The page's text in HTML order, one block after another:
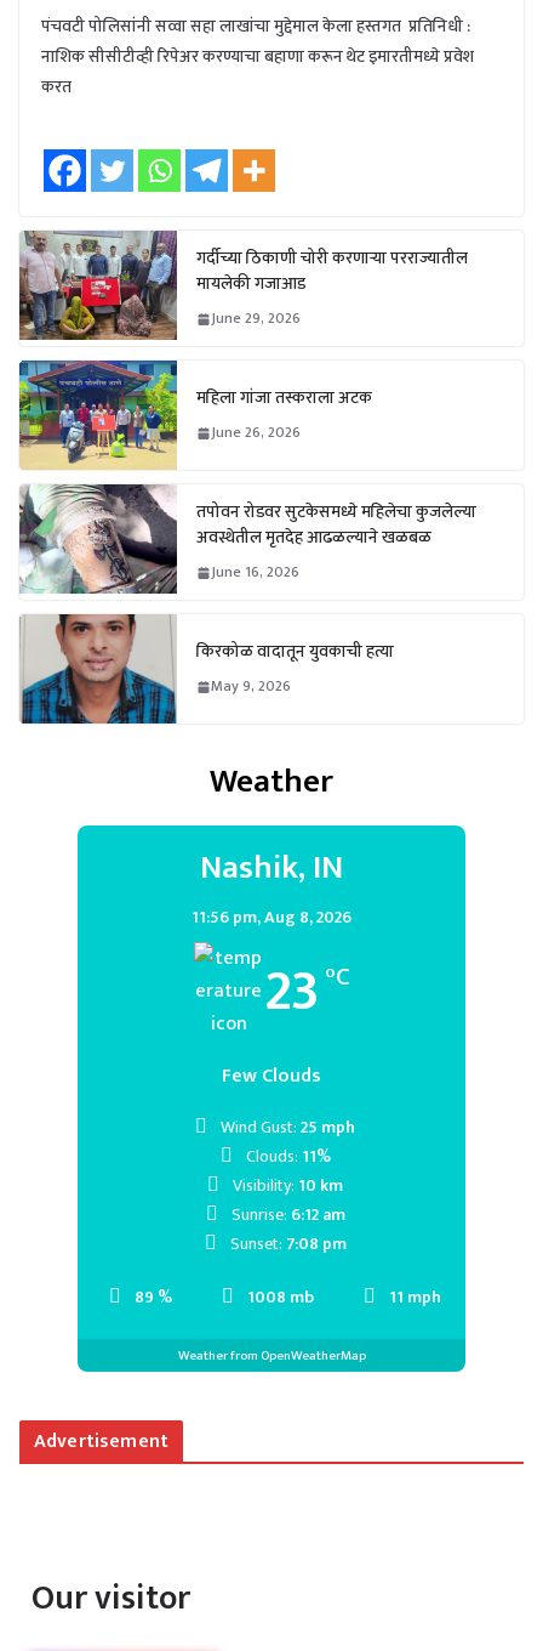
पंचवटी पोलिसांनी सव्वा सहा लाखांचा मुद्देमाल केला हस्तगत प्रतिनिधी :
नाशिक सीसीटीव्ही रिपेअर करण्याचा बहाणा करून थेट इमारतीमध्ये प्रवेश
करत
गर्दीच्या ठिकाणी चोरी करणाऱ्या परराज्यातील
मायलेकी गजाआड
June 29, 2026
महिला गांजा तस्कराला अटक
June 26, 2026
तपोवन रोडवर सुटकेसमध्ये महिलेचा कुजलेल्या
अवस्थेतील मृतदेह आढळल्याने खळबळ
June 16, 2026
किरकोळ वादातून युवकाची हत्या
May 9, 2026
Weather
Nashik, IN
11:56 pm,Aug 8, 2026
23 °C
Few Clouds
89 % 1008 mb 11 mph
Wind Gust:25 mph
Clouds: 11%
Visibility: 10 km
Sunrise: 6:12 am
Sunset: 7:08 pm
Weather from OpenWeatherMap
Advertisement
Our visitor